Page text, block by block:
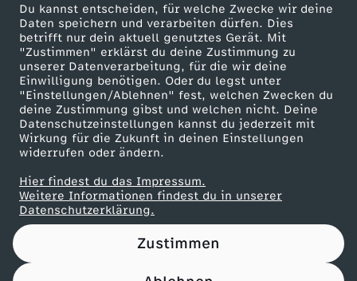
Du kannst entscheiden, für welche Zwecke wir deine
Daten speichern und verarbeiten dürfen. Dies
betrifft nur dein aktuell genutztes Gerät. Mit
"Zustimmen" erklärst du deine Zustimmung zu
unserer Datenverarbeitung, für die wir deine
Einwilligung benötigen. Oder du legst unter
"Einstellungen/Ablehnen" fest, welchen Zwecken du
deine Zustimmung gibst und welchen nicht. Deine
Datenschutzeinstellungen kannst du jederzeit mit
Wirkung für die Zukunft in deinen Einstellungen
widerrufen oder ändern.
Hier findest du das Impressum.
Weitere Informationen findest du in unserer
Datenschutzerklärung.
Zustimmen
"
P
h
ä
n
o
ZDF goes Schule
Werbefernsehen
Mainzelmännchen
Partner